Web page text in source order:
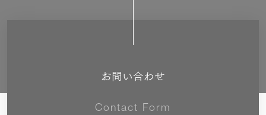
お問い合わせ
Contact Form